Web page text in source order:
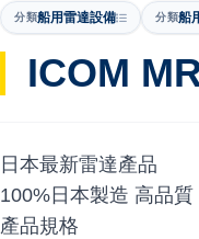
分類船用雷達設備 分類船
ICOM
日本最新雷達產品
100%日本製造 高品質
產品規格